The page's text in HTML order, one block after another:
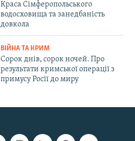
Краса Сімферопольського
водосховища та занедбаність
довкола
ВІЙНА ТА КРИМ
Сорок днів, сорок ночей. Про
результати кримської операції з
примусу Росії до миру